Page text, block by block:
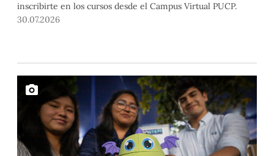
inscribirte en los cursos desde el Campus Virtual PUCP.
30.07.2026